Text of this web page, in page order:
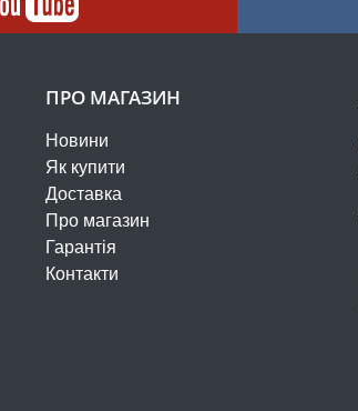
ПРО МАГАЗИН
Новини
Як купити
Доставка
Про магазин
Гарантія
Контакти